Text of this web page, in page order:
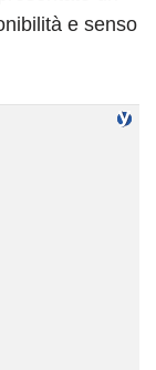
e senso